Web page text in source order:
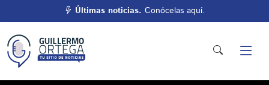
Últimas noticias. Conócelas aquí.